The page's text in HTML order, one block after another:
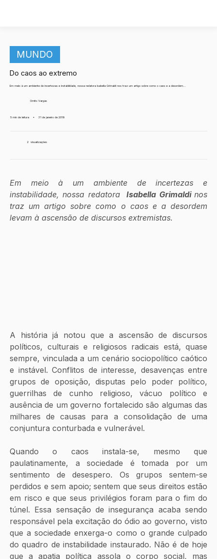
MUNDO
Do caos ao extremo
Em meio à um ambiente de incertezas e instabilidade, nossa redatora Isabella Grimaldi nos traz um artigo sobre como o caos e a desordem...
Ornito Vargas
5 min de leitura • 31 de janeiro de 2019
2 visualizações
Em meio à um ambiente de incertezas e
instabilidade, nossa redatora
Isabella Grimaldi nos
traz um artigo sobre como o caos e a desordem
levam à ascensão de discursos extremistas.
A história já notou que a ascensão de discursos
políticos, culturais e religiosos radicais está, quase
sempre, vinculada a um cenário sociopolítico caótico
e instável. Conflitos de interesse, desavenças entre
grupos de oposição, disputas pelo poder político,
guerrilhas de cunho religioso, vácuo político e
ausência de um governo fortalecido são algumas das
milhares de causas para a consolidação de uma
conjuntura conturbada e vulnerável.
Quando o caos instala-se, mesmo que
paulatinamente, a sociedade é tomada por um
sentimento de desespero. Os grupos sentem-se
perdidos e sem apoio; sentem que seus direitos estão
em risco e que seus privilégios foram para o fim do
túnel. Essa sensação de insegurança acaba sendo
responsável pela excitação do ódio ao governo, visto
que a sociedade enxerga-o como o grande culpado
do quadro de instabilidade instaurado. Não é de hoje
que a apatia política assola o corpo social, mas